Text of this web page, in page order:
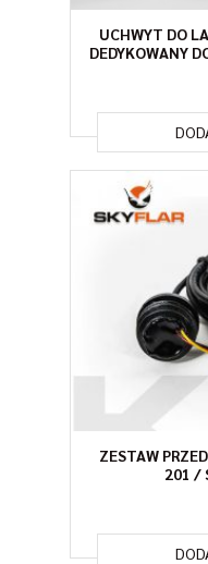
UCHWYT DO
DEDYKOWANY
ZESTAW
201 /